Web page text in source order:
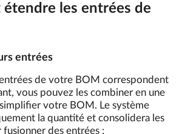
étendre les entrées de
entrées
de votre BOM correspondent
vous pouvez les combiner en une
votre BOM. Le système
la quantité et consolidera les
fusionner des entrées :